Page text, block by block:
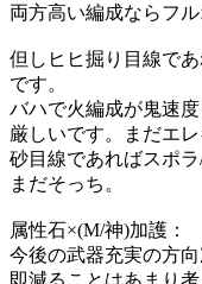
両方高い編成ならフル
但しヒヒ掘り目線で
です。
バハで火編成が鬼速
厳しいです。まだエ
砂目線であればスポ
まだそっち。
属性石×(M/神)加護：
今後の武器充実の方
即減ることはあまり考